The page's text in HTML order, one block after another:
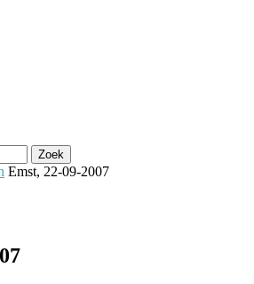
Emst, 22-09-2007